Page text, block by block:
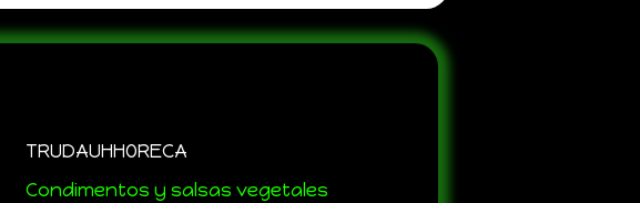
TRUDAUHHORECA
Condimentos y salsas vegetales